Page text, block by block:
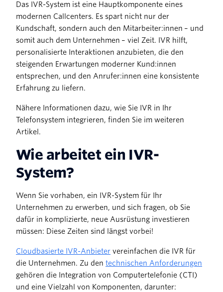
Das IVR-System ist eine Hauptkomponente eines
modernen Callcenters. Es spart nicht nur der
Kundschaft, sondern auch den Mitarbeiter:innen – und
somit auch dem Unternehmen – viel Zeit. IVR hilft,
personalisierte Interaktionen anzubieten, die den
steigenden Erwartungen moderner Kund:innen
entsprechen, und den Anrufer:innen eine konsistente
Erfahrung zu liefern.
Nähere Informationen dazu, wie Sie IVR in Ihr
Telefonsystem integrieren, finden Sie im weiteren
Artikel.
Wie arbeitet ein IVR-
System?
Wenn Sie vorhaben, ein IVR-System für Ihr
Unternehmen zu erwerben, und sich fragen, ob Sie
dafür in komplizierte, neue Ausrüstung investieren
müssen: Diese Zeiten sind längst vorbei!
Cloudbasierte IVR-Anbieter vereinfachen die IVR für
die Unternehmen. Zu den technischen Anforderungen
gehören die Integration von Computertelefonie (CTI)
und eine Vielzahl von Komponenten, darunter: